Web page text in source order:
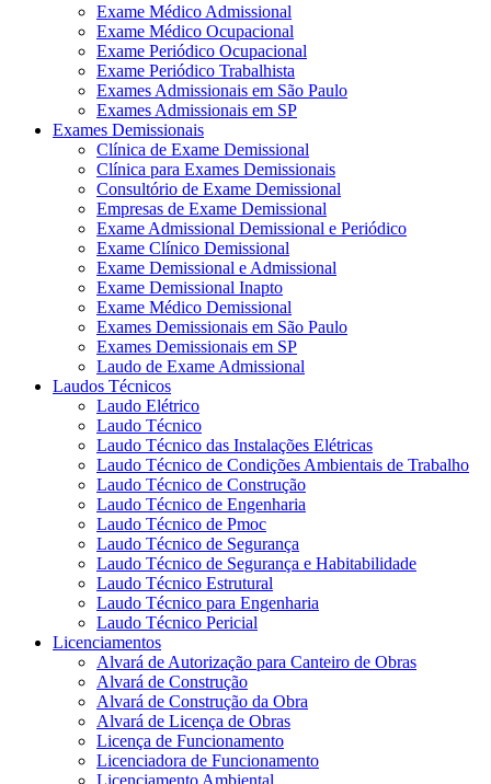
Exame Médico Admissional
Exame Médico Ocupacional
Exame Periódico Ocupacional
Exame Periódico Trabalhista
Exames Admissionais em São Paulo
Exames Admissionais em SP
Exames Demissionais
Clínica de Exame Demissional
Clínica para Exames Demissionais
Consultório de Exame Demissional
Empresas de Exame Demissional
Exame Admissional Demissional e Periódico
Exame Clínico Demissional
Exame Demissional e Admissional
Exame Demissional Inapto
Exame Médico Demissional
Exames Demissionais em São Paulo
Exames Demissionais em SP
Laudo de Exame Admissional
Laudos Técnicos
Laudo Elétrico
Laudo Técnico
Laudo Técnico das Instalações Elétricas
Laudo Técnico de Condições Ambientais de Trabalho
Laudo Técnico de Construção
Laudo Técnico de Engenharia
Laudo Técnico de Pmoc
Laudo Técnico de Segurança
Laudo Técnico de Segurança e Habitabilidade
Laudo Técnico Estrutural
Laudo Técnico para Engenharia
Laudo Técnico Pericial
Licenciamentos
Alvará de Autorização para Canteiro de Obras
Alvará de Construção
Alvará de Construção da Obra
Alvará de Licença de Obras
Licença de Funcionamento
Licenciadora de Funcionamento
Licenciamento Ambiental